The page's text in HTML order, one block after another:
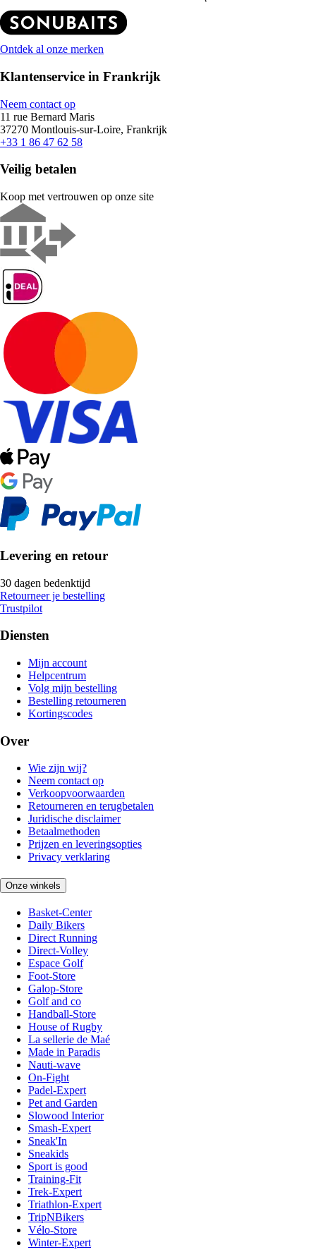
Ontdek al onze merken
Klantenservice in Frankrijk
Neem contact op
11 rue Bernard Maris
37270 Montlouis-sur-Loire, Frankrijk
+33 1 86 47 62 58
Veilig betalen
Koop met vertrouwen op onze site
Levering en retour
30 dagen bedenktijd
Retourneer je bestelling
Trustpilot
Diensten
Mijn account
Helpcentrum
Volg mijn bestelling
Bestelling retourneren
Kortingscodes
Over
Wie zijn wij?
Neem contact op
Verkoopvoorwaarden
Retourneren en terugbetalen
Juridische disclaimer
Betaalmethoden
Prijzen en leveringsopties
Privacy verklaring
Onze winkels
Basket-Center
Daily Bikers
Direct Running
Direct-Volley
Espace Golf
Foot-Store
Galop-Store
Golf and co
Handball-Store
House of Rugby
La sellerie de Maé
Made in Paradis
Nauti-wave
On-Fight
Padel-Expert
Pet and Garden
Slowood Interior
Smash-Expert
Sneak'In
Sneakids
Sport is good
Training-Fit
Trek-Expert
Triathlon-Expert
TripNBikers
Vélo-Store
Winter-Expert